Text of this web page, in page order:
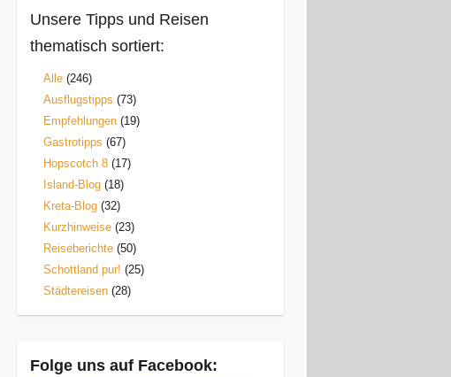
Unsere Tipps und Reisen
thematisch sortiert:
Alle(246)
Ausflugstipps (73)
Empfehlungen(19)
Gastrotipps (67)
Hopscotch 8(17)
Island-Blog(18)
Kreta-Blog(32)
Kurzhinweise(23)
Reiseberichte(50)
Schottland pur! (25)
Städtereisen(28)
Folge uns auf Facebook: